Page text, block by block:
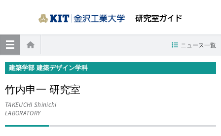
研究室ガイド
ホーム
ニュース一覧
建築学部 建築デザイン学科
竹内申一 研究室
TAKEUCHI Shinichi
LABORATORY